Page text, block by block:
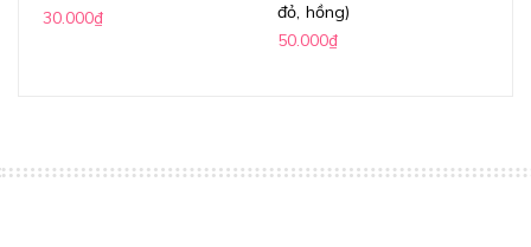
30.000₫
đỏ, hồng)
50.000₫